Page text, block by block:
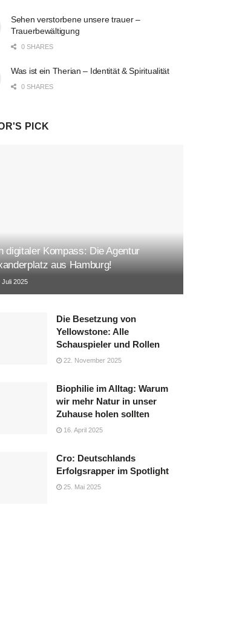
Sehen verstorbene unsere trauer –
Trauerbewältigung
0 SHARES
Was ist ein Therian – Identität & Spiritualität
0 SHARES
PICK
digitaler Kompass: Die Agentur
aus Hamburg!
2025
Die Besetzung von
Yellowstone: Alle
Schauspieler und Rollen
22. November 2025
Biophilie im Alltag: Warum
wir mehr Natur in unser
Zuhause holen sollten
16. April 2025
Cro: Deutschlands
Erfolgsrapper im Spotlight
25. Mai 2025